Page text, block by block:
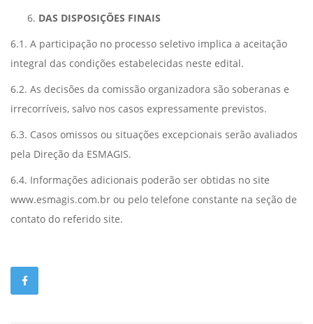
DAS DISPOSIÇÕES FINAIS
6.1. A participação no processo seletivo implica a aceitação
integral das condições estabelecidas neste edital.
6.2. As decisões da comissão organizadora são soberanas e
irrecorríveis, salvo nos casos expressamente previstos.
6.3. Casos omissos ou situações excepcionais serão avaliados
pela Direção da ESMAGIS.
6.4. Informações adicionais poderão ser obtidas no site
www.esmagis.com.br ou pelo telefone constante na seção de
contato do referido site.